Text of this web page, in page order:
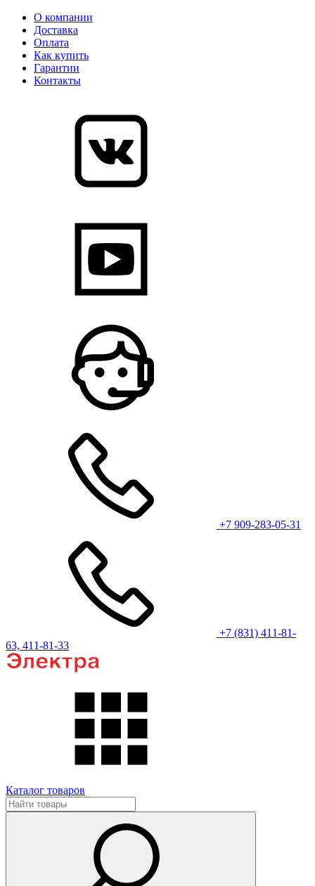
О компании
Доставка
Оплата
Как купить
Гарантии
Контакты
+7 909-283-05-31
+7 (831) 411-81-
63, 411-81-33
Каталог товаров